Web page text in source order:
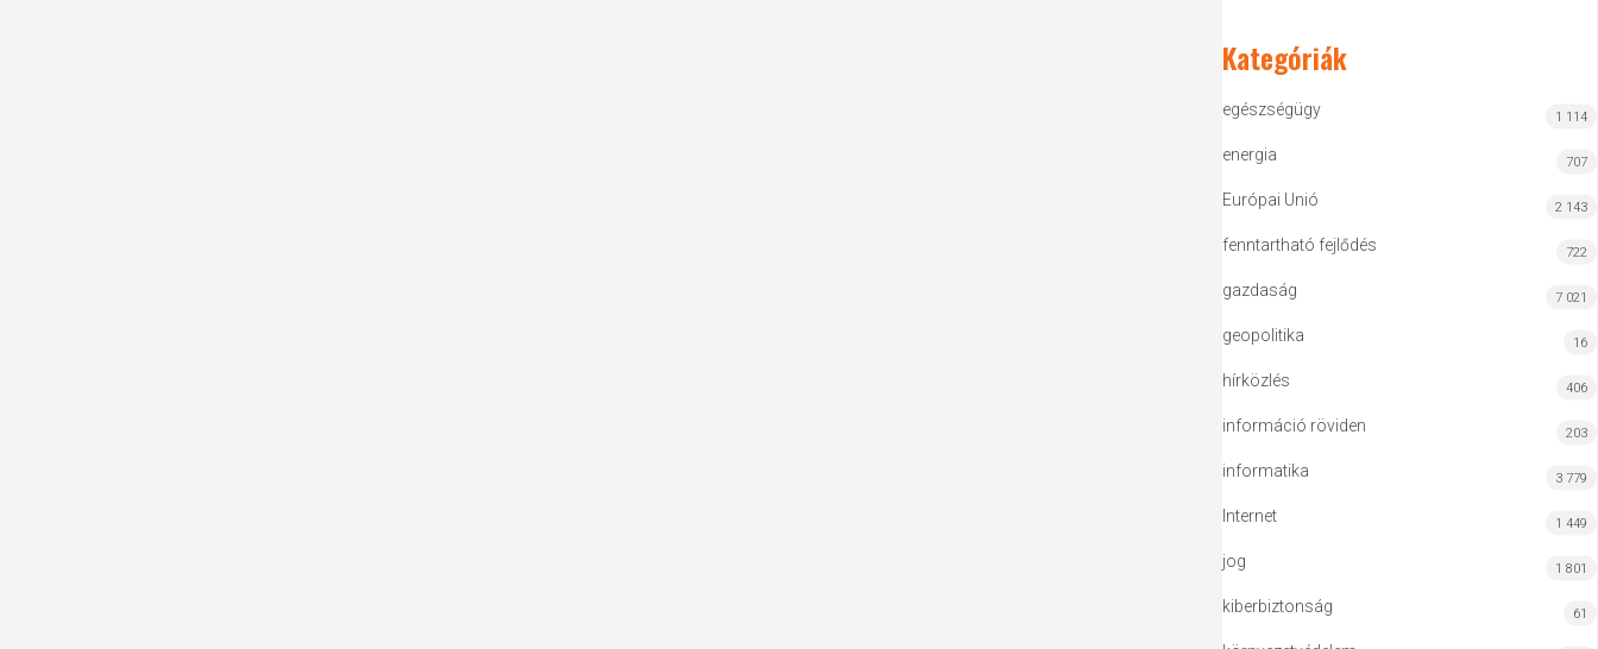
Kategóriák
egészségügy 1 114
energia 707
Európai Unió 2 143
fenntartható fejlődés 722
gazdaság 7 021
geopolitika 16
hírközlés 406
információ röviden 203
informatika 3 779
Internet 1 449
jog 1 801
kiberbiztonság 61